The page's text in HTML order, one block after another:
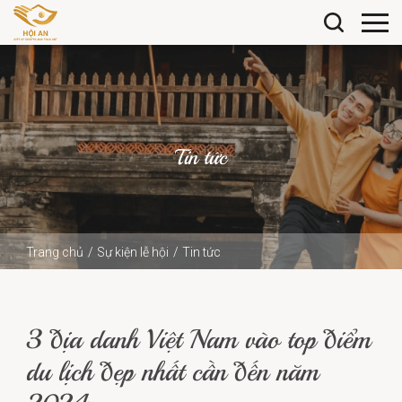
Tin tức
Trang chủ Sự kiện lễ hội
Tin tức
3 địa danh Việt Nam vào top điểm
du lịch đẹp nhất cần đến năm